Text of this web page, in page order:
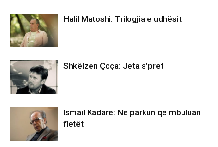
Halil Matoshi: Trilogjia e udhësit
Shkëlzen Çoça: Jeta s’pret
Ismail Kadare: Në parkun që mbuluan
fletët